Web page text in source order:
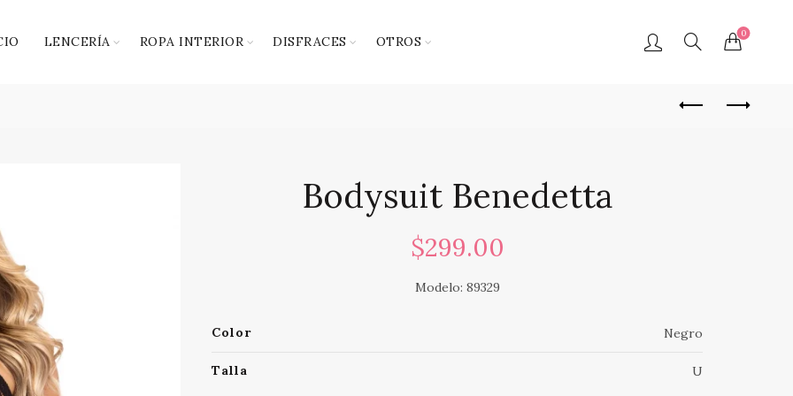
LENCERÍA ROPA INTERIOR DISFRACES OTROS
0
Bodysuit Benedetta
$299.00
Modelo: 89329
Color Negro
Talla U